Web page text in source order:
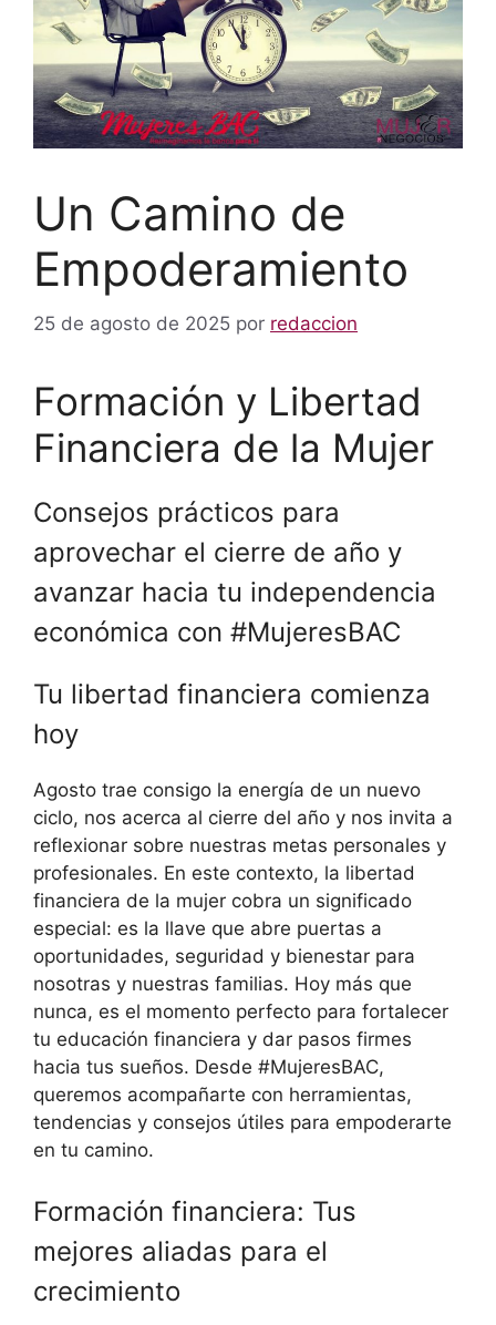
Un Camino de
Empoderamiento
25 de agosto de 2025 por redaccion
Formación y Libertad
Financiera de la Mujer
Consejos prácticos para
aprovechar el cierre de año y
avanzar hacia tu independencia
económica con #MujeresBAC
Tu libertad financiera comienza
hoy
Agosto trae consigo la energía de un nuevo
ciclo, nos acerca al cierre del año y nos invita a
reflexionar sobre nuestras metas personales y
profesionales. En este contexto, la libertad
financiera de la mujer cobra un significado
especial: es la llave que abre puertas a
oportunidades, seguridad y bienestar para
nosotras y nuestras familias. Hoy más que
nunca, es el momento perfecto para fortalecer
tu educación financiera y dar pasos firmes
hacia tus sueños. Desde #MujeresBAC,
queremos acompañarte con herramientas,
tendencias y consejos útiles para empoderarte
en tu camino.
Formación financiera: Tus
mejores aliadas para el
crecimiento